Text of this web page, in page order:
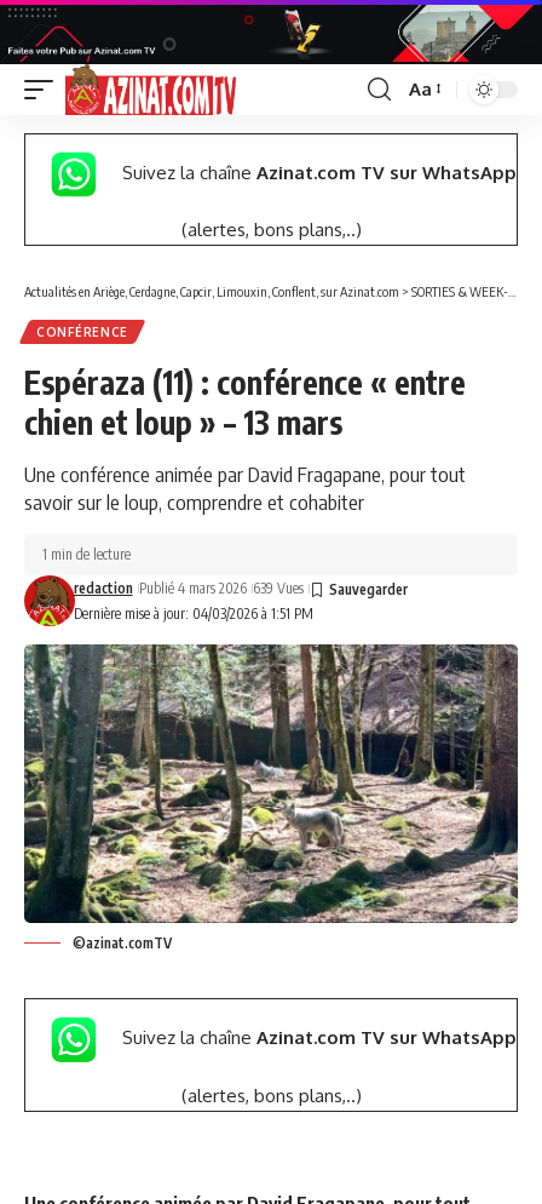
Font
Resizer
Aa
Suivez la chaîne Azinat.com TV sur WhatsApp
(alertes, bons plans,..)
Actualités en Ariège, Cerdagne, Capcir, Limouxin, Conflent, sur Azinat.com > SORTIES & WEEK-END
CONFÉRENCE
Espéraza (11) : conférence « entre
chien et loup » – 13 mars
Une conférence animée par David Fragapane, pour tout
savoir sur le loup, comprendre et cohabiter
Dernière mise à jour: 04/03/2026 à 1:51 PM
redaction Publié 4 mars 2026 639 Vues
1 min de lecture
©azinat.comTV
Suivez la chaîne Azinat.com TV sur WhatsApp
(alertes, bons plans,..)